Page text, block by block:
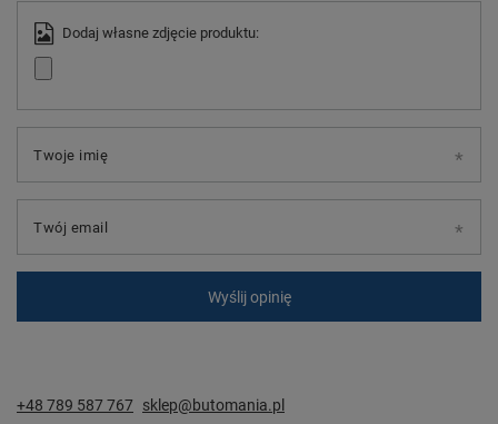
Dodaj własne zdjęcie produktu:
Twoje imię
Twój email
Wyślij opinię
+48 789 587 767 sklep@butomania.pl